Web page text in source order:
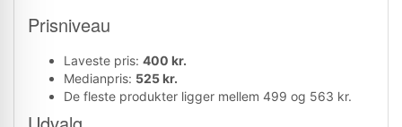
Prisniveau
Laveste pris: 400 kr.
Medianpris: 525 kr.
De fleste produkter ligger mellem 499 og 563 kr.